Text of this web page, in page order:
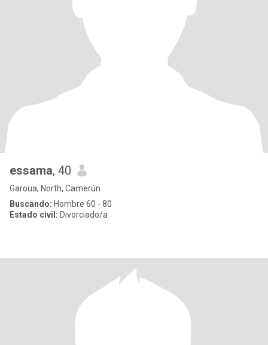
essama, 40
Garoua, North, Camerún
Buscando: Hombre 60 - 80
Estado civil: Divorciado/a